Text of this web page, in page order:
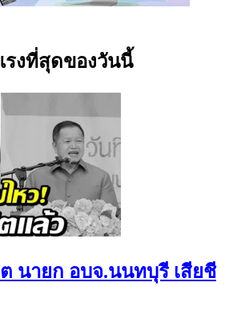
รงที่สุดของวันนี้
นายก อบจ.นนทบุรี เสียชี